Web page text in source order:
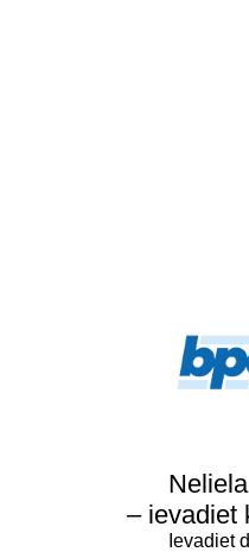
– ievadiet
Ievadiet